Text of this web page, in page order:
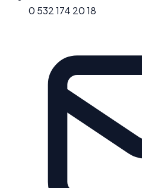
0 532 174 20 18